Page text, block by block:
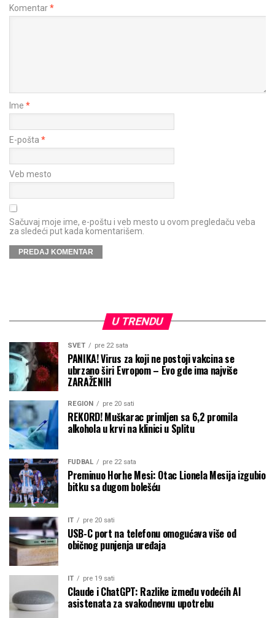
Komentar*
Ime *
E-pošta *
Veb mesto
Sačuvaj moje ime, e-poštu i veb mesto u ovom pregledaču veba
za sledeći put kada komentarišem.
U TRENDU
SVET pre 22 sata
PANIKA! Virus za koji ne postoji vakcina se
ubrzano širi Evropom – Evo gde ima najviše
ZARAŽENIH
REGION pre 20 sati
REKORD! Muškarac primljen sa 6,2 promila
alkohola u krvi na klinici u Splitu
FUDBAL pre 22 sata
Preminuo Horhe Mesi: Otac Lionela Mesija izgubio
bitku sa dugom bolešću
IT pre 20 sati
USB-C port na telefonu omogućava više od
običnog punjenja uređaja
IT pre 19 sati
Claude i ChatGPT: Razlike između vodećih AI
asistenata za svakodnevnu upotrebu